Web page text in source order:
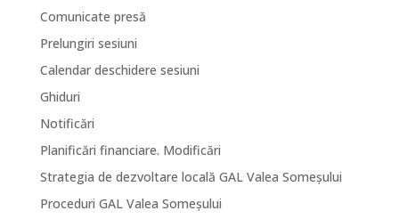
Comunicate presă
Prelungiri sesiuni
Calendar deschidere sesiuni
Ghiduri
Notificări
Planificări financiare. Modificări
Strategia de dezvoltare locală GAL Valea Someșului
Proceduri GAL Valea Someșului